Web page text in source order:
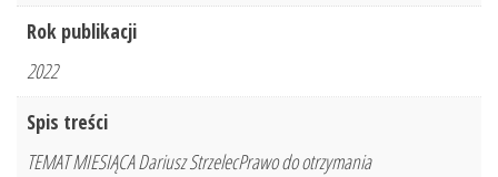
Rok publikacji
2022
Spis treści
TEMAT MIESIĄCA Dariusz StrzelecPrawo do otrzymania